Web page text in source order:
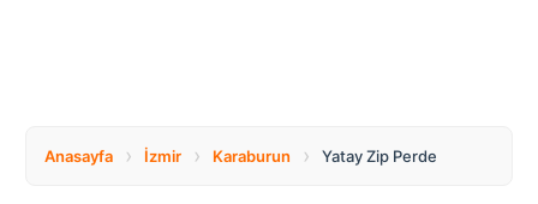
Anasayfa › İzmir › Karaburun › Yatay Zip Perde
Bulgaria
Canada